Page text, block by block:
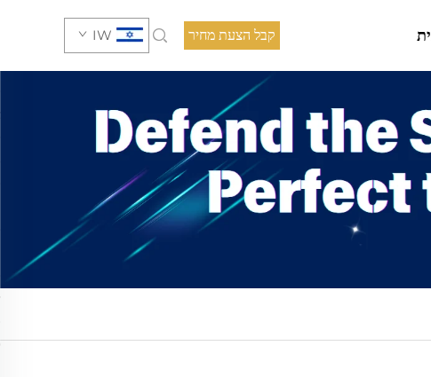
קבל הצעת מחיר IW